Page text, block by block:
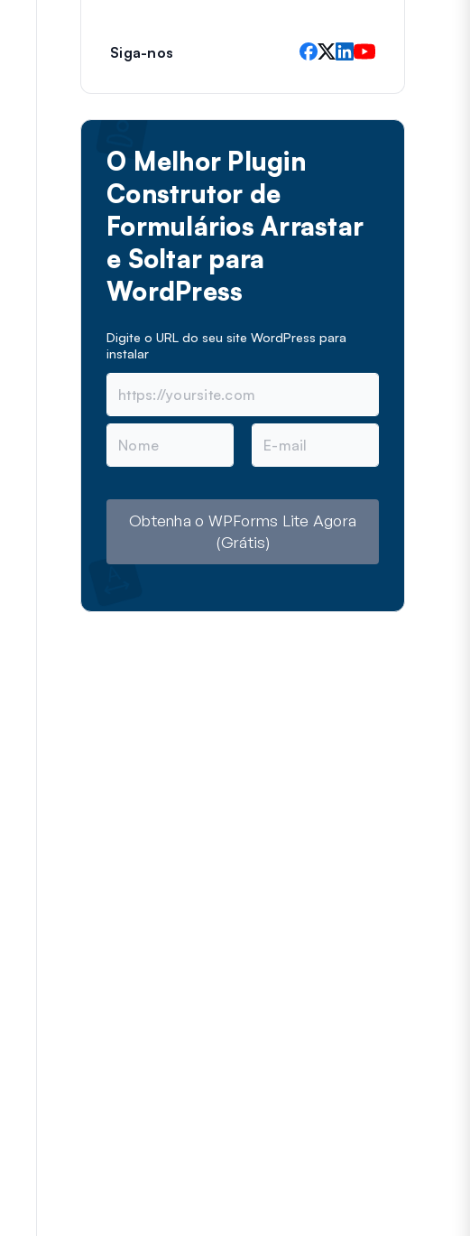
Siga-nos
O Melhor Plugin
Construtor de
Formulários Arrastar
e Soltar para
WordPress
Digite o URL do seu site WordPress para
instalar
N
m
E
m
Obtenha o WPForms Lite Agora
(Grátis)